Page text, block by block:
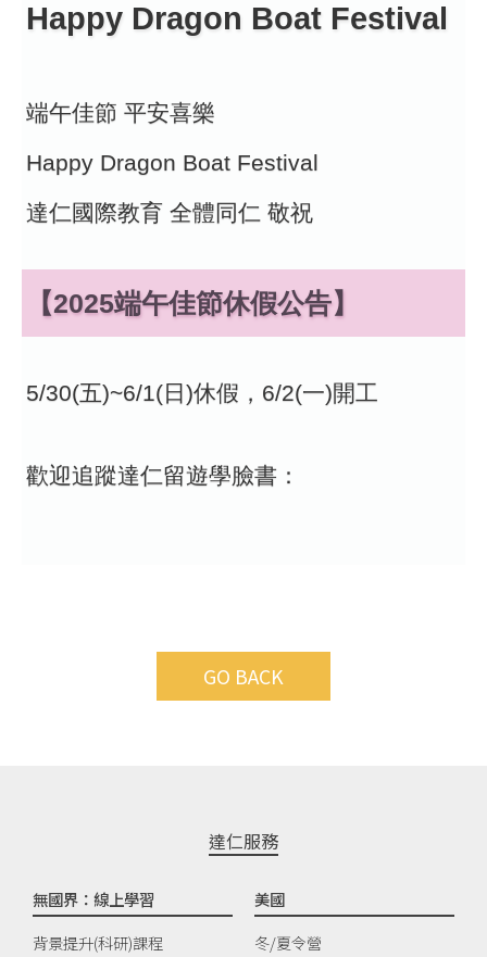
Happy Dragon Boat Festival
端午佳節 平安喜樂
Happy Dragon Boat Festival
達仁國際教育 全體同仁 敬祝
【2025端午佳節休假公告】
5/30(五)~6/1(日)休假，6/2(一)開工
歡迎追蹤達仁留遊學臉書：
GO BACK
達仁服務
無國界：線上學習
背景提升(科研)課程
美國
冬/夏令營